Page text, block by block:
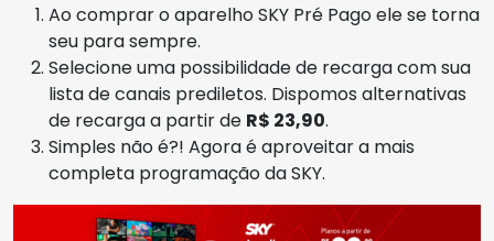
Ao comprar o aparelho SKY Pré Pago ele se torna
seu para sempre.
Selecione uma possibilidade de recarga com sua
lista de canais prediletos. Dispomos alternativas
de recarga a partir de R$ 23,90.
Simples não é?! Agora é aproveitar a mais
completa programação da SKY.